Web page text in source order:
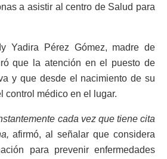
a asistir al centro de Salud para
Yadira Pérez Gómez, madre de
que la atención en el puesto de
y que desde el nacimiento de su
control médico en el lugar.
cada vez que tiene cita
afirmó, al señalar que considera
para prevenir enfermedades